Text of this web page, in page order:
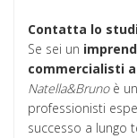
Contatta lo
Se sei un
commercialisti
Natella&Brunoè
professionisti
successo a lungo